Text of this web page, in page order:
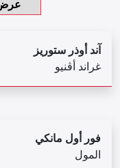
آند أوذر ستوريز
غراند أڤنيو
فور أول مانكي
المول